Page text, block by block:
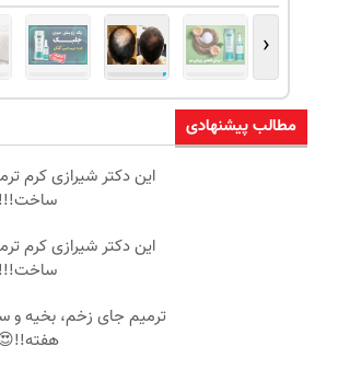
‹
مطالب پیشنهادی
این دکتر شیرازی کرم
ساخت!!!
این دکتر شیرازی کرم
ساخت!!!